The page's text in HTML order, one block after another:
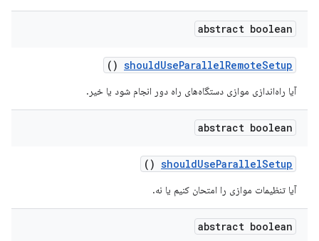
abstract boolean
shouldUseParallelRemoteSetup
()
آیا راه‌اندازی موازی دستگاه‌های راه دور انجام شود یا خیر.
abstract boolean
shouldUseParallelSetup
()
آیا تنظیمات موازی را امتحان کنیم یا نه.
abstract boolean